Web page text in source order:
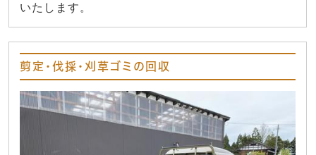
いたします。
剪定・伐採・刈草ゴミの回収